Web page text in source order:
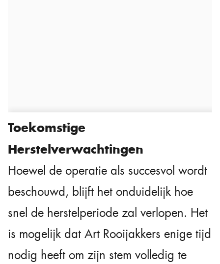
Toekomstige
Herstelverwachtingen
Hoewel de operatie als succesvol wordt
beschouwd, blijft het onduidelijk hoe
snel de herstelperiode zal verlopen. Het
is mogelijk dat Art Rooijakkers enige tijd
nodig heeft om zijn stem volledig te